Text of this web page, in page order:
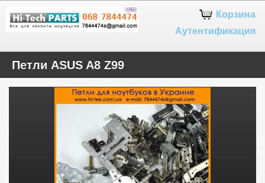
Корзина
Аутентификация
Петли ASUS A8 Z99